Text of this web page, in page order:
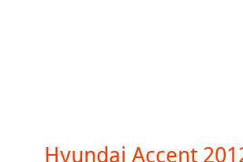
Hyundai Accent